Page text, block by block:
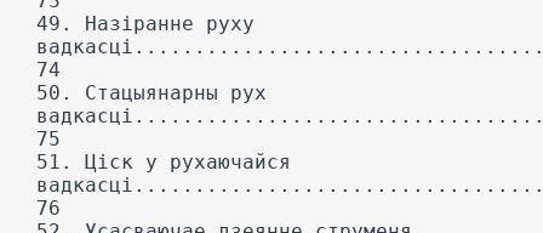
49. Назіранне руху
74
50. Стацыянарны рух
75
51. Ціск у рухаючайся
76